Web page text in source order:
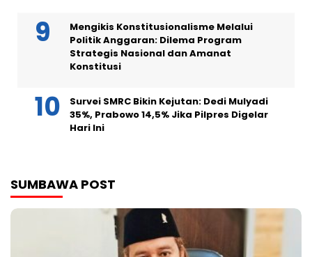
Mengikis Konstitusionalisme Melalui
Politik Anggaran: Dilema Program
Strategis Nasional dan Amanat
Konstitusi
Survei SMRC Bikin Kejutan: Dedi Mulyadi
35%, Prabowo 14,5% Jika Pilpres Digelar
Hari Ini
SUMBAWA POST